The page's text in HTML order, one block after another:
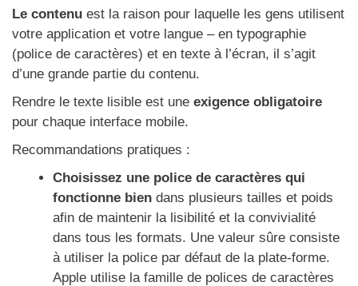
Le contenu est la raison pour laquelle les gens utilisent
votre application et votre langue – en typographie
(police de caractères) et en texte à l’écran, il s’agit
d’une grande partie du contenu.
Rendre le texte lisible est une exigence obligatoire
pour chaque interface mobile.
Recommandations pratiques :
Choisissez une police de caractères qui
fonctionne bien dans plusieurs tailles et poids
afin de maintenir la lisibilité et la convivialité
dans tous les formats. Une valeur sûre consiste
à utiliser la police par défaut de la plate-forme.
Apple utilise la famille de polices de caractères